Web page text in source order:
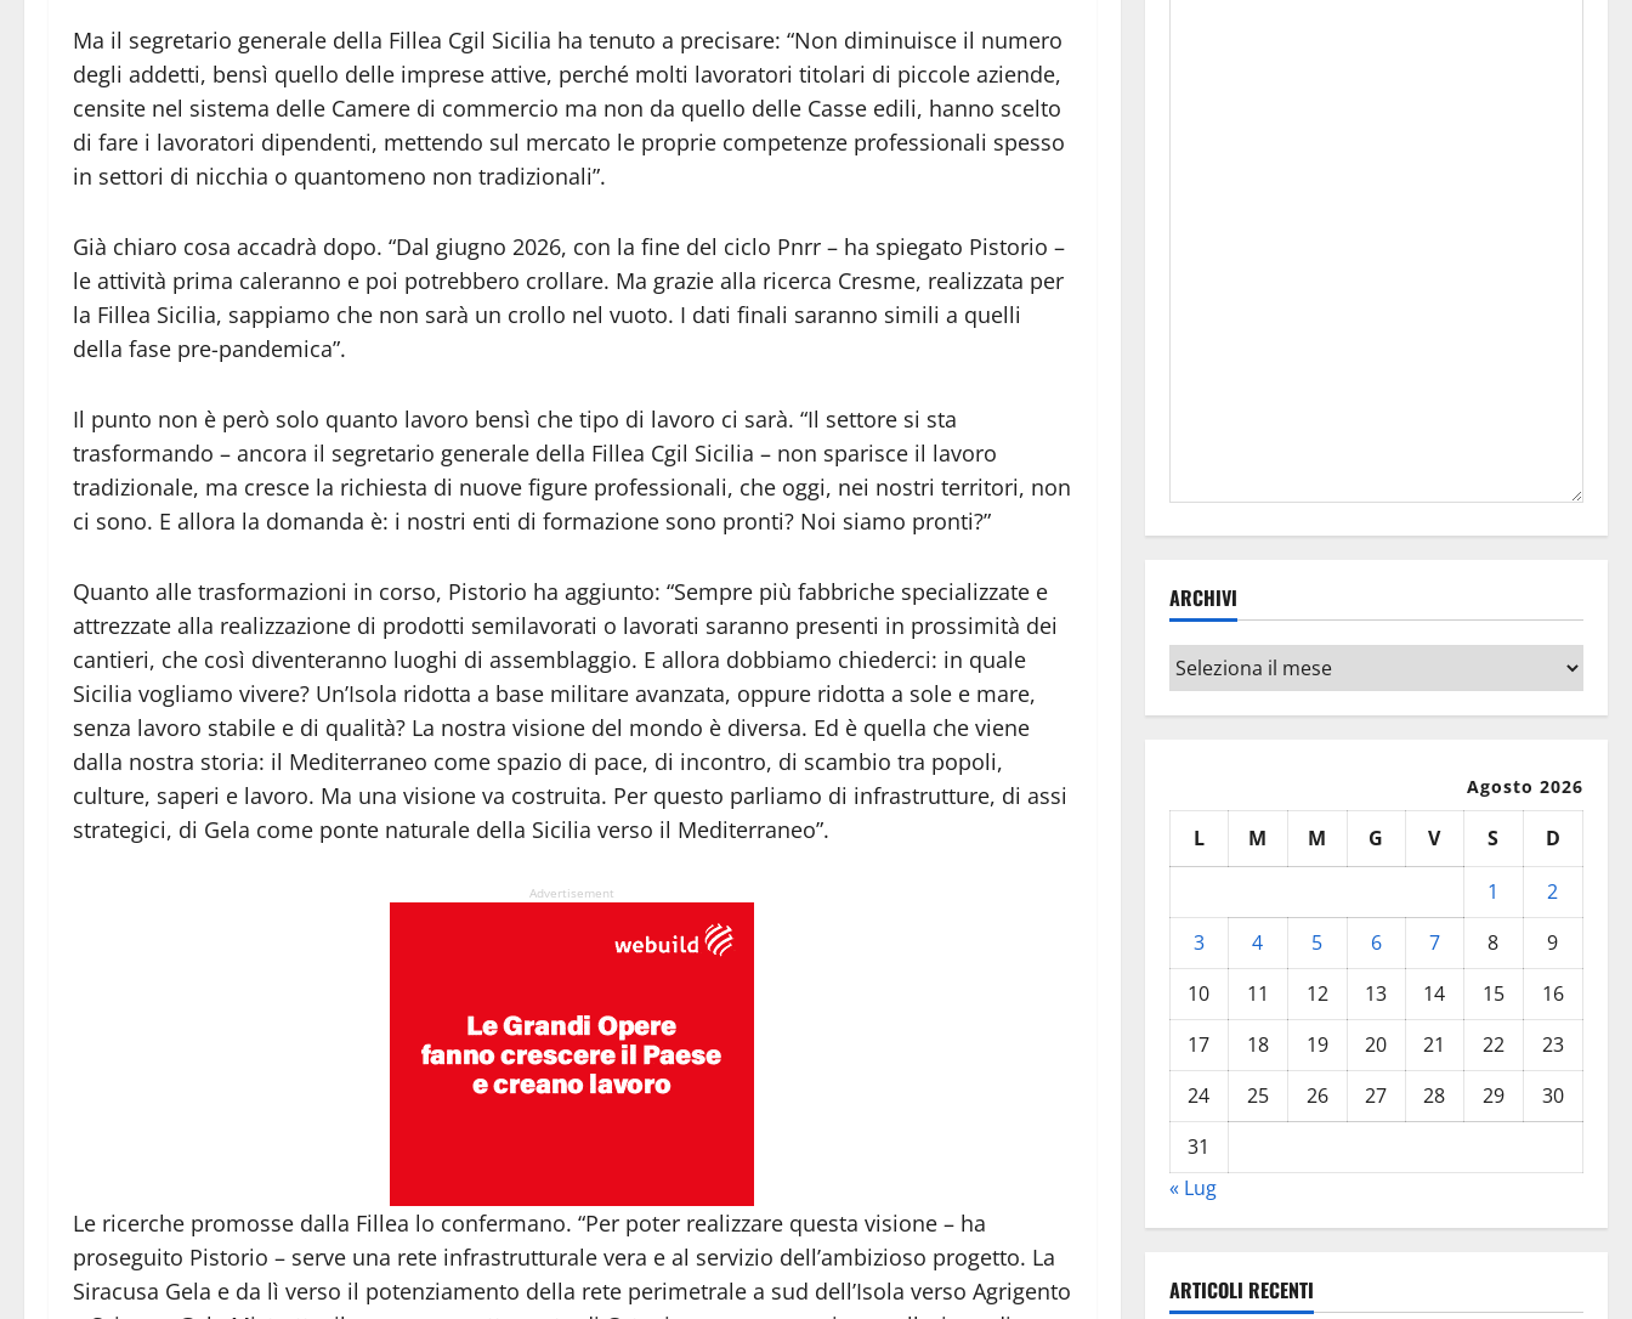
Ma il segretario generale della Fillea Cgil Sicilia ha tenuto a precisare: “Non diminuisce il numero
degli addetti, bensì quello delle imprese attive, perché molti lavoratori titolari di piccole aziende,
censite nel sistema delle Camere di commercio ma non da quello delle Casse edili, hanno scelto
di fare i lavoratori dipendenti, mettendo sul mercato le proprie competenze professionali spesso
in settori di nicchia o quantomeno non tradizionali”.
Già chiaro cosa accadrà dopo. “Dal giugno 2026, con la fine del ciclo Pnrr – ha spiegato Pistorio –
le attività prima caleranno e poi potrebbero crollare. Ma grazie alla ricerca Cresme, realizzata per
la Fillea Sicilia, sappiamo che non sarà un crollo nel vuoto. I dati finali saranno simili a quelli
della fase pre-pandemica”.
Il punto non è però solo quanto lavoro bensì che tipo di lavoro ci sarà. “Il settore si sta
trasformando – ancora il segretario generale della Fillea Cgil Sicilia – non sparisce il lavoro
tradizionale, ma cresce la richiesta di nuove figure professionali, che oggi, nei nostri territori, non
ci sono. E allora la domanda è: i nostri enti di formazione sono pronti? Noi siamo pronti?”
Quanto alle trasformazioni in corso, Pistorio ha aggiunto: “Sempre più fabbriche specializzate e
attrezzate alla realizzazione di prodotti semilavorati o lavorati saranno presenti in prossimità dei
cantieri, che così diventeranno luoghi di assemblaggio. E allora dobbiamo chiederci: in quale
Sicilia vogliamo vivere? Un’Isola ridotta a base militare avanzata, oppure ridotta a sole e mare,
senza lavoro stabile e di qualità? La nostra visione del mondo è diversa. Ed è quella che viene
dalla nostra storia: il Mediterraneo come spazio di pace, di incontro, di scambio tra popoli,
culture, saperi e lavoro. Ma una visione va costruita. Per questo parliamo di infrastrutture, di assi
strategici, di Gela come ponte naturale della Sicilia verso il Mediterraneo”.
Advertisement
Le ricerche promosse dalla Fillea lo confermano. “Per poter realizzare questa visione – ha
proseguito Pistorio – serve una rete infrastrutturale vera e al servizio dell’ambizioso progetto. La
Siracusa Gela e da lì verso il potenziamento della rete perimetrale a sud dell’Isola verso Agrigento
ARCHIVI
Archivi
Agosto 2026
L M M G V S
D
1
2
3
4 5 6 7 8
9
10
11 12 13 14 15
16
17
18 19 20 21 22
23
24
25 26 27 28 29
30
31
« Lug
ARTICOLI RECENTI